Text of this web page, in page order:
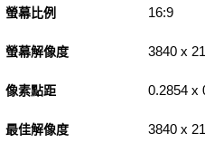
螢幕比例 16:9
螢幕解像度 3840 x
像素點距 0.2854 x
最佳解像度 3840 x